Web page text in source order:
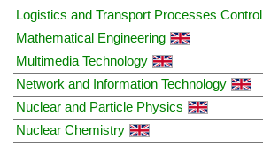
Logistics and Transport Processes Control
Mathematical Engineering
Multimedia Technology
Network and Information Technology
Nuclear and Particle Physics
Nuclear Chemistry